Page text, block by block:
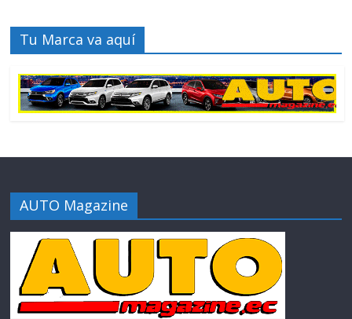
Tu Marca va aquí
AUTO Magazine